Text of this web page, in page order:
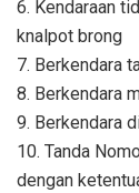
6. Kendaraan
knalpot brong
7. Berkendara
8. Berkendara
9. Berkendara
10. Tanda
dengan